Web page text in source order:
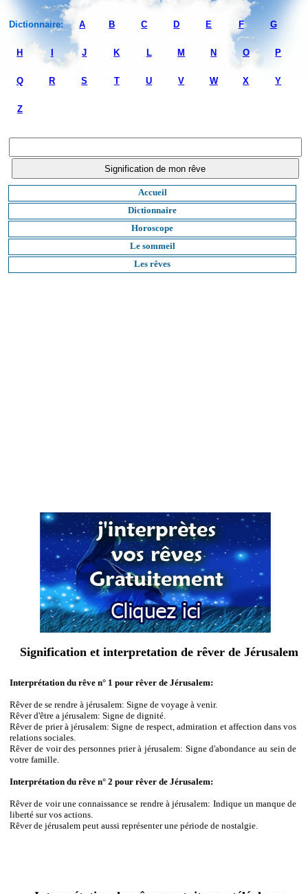
Dictionnaire: A B C D E F G
H J K L M N O P
Q R S T U V W X Y
Z
Accueil
Dictionnaire
Horoscope
Le sommeil
Les rêves
Signification et interpretation de rêver de Jérusalem
Interprétation du rêve n° 1 pour rêver de Jérusalem:
Rêver de se rendre à jérusalem: Signe de voyage à venir.
Rêver d'être a jérusalem: Signe de dignité.
Rêver de prier à jérusalem: Signe de respect, admiration et affection dans vos
relations sociales.
Rêver de voir des personnes prier à jérusalem: Signe d'abondance au sein de
votre famille.
Interprétation du rêve n° 2 pour rêver de Jérusalem:
Rêver de voir une connaissance se rendre à jérusalem: Indique un manque de
liberté sur vos actions.
Rêver de jérusalem peut aussi représenter une période de nostalgie.